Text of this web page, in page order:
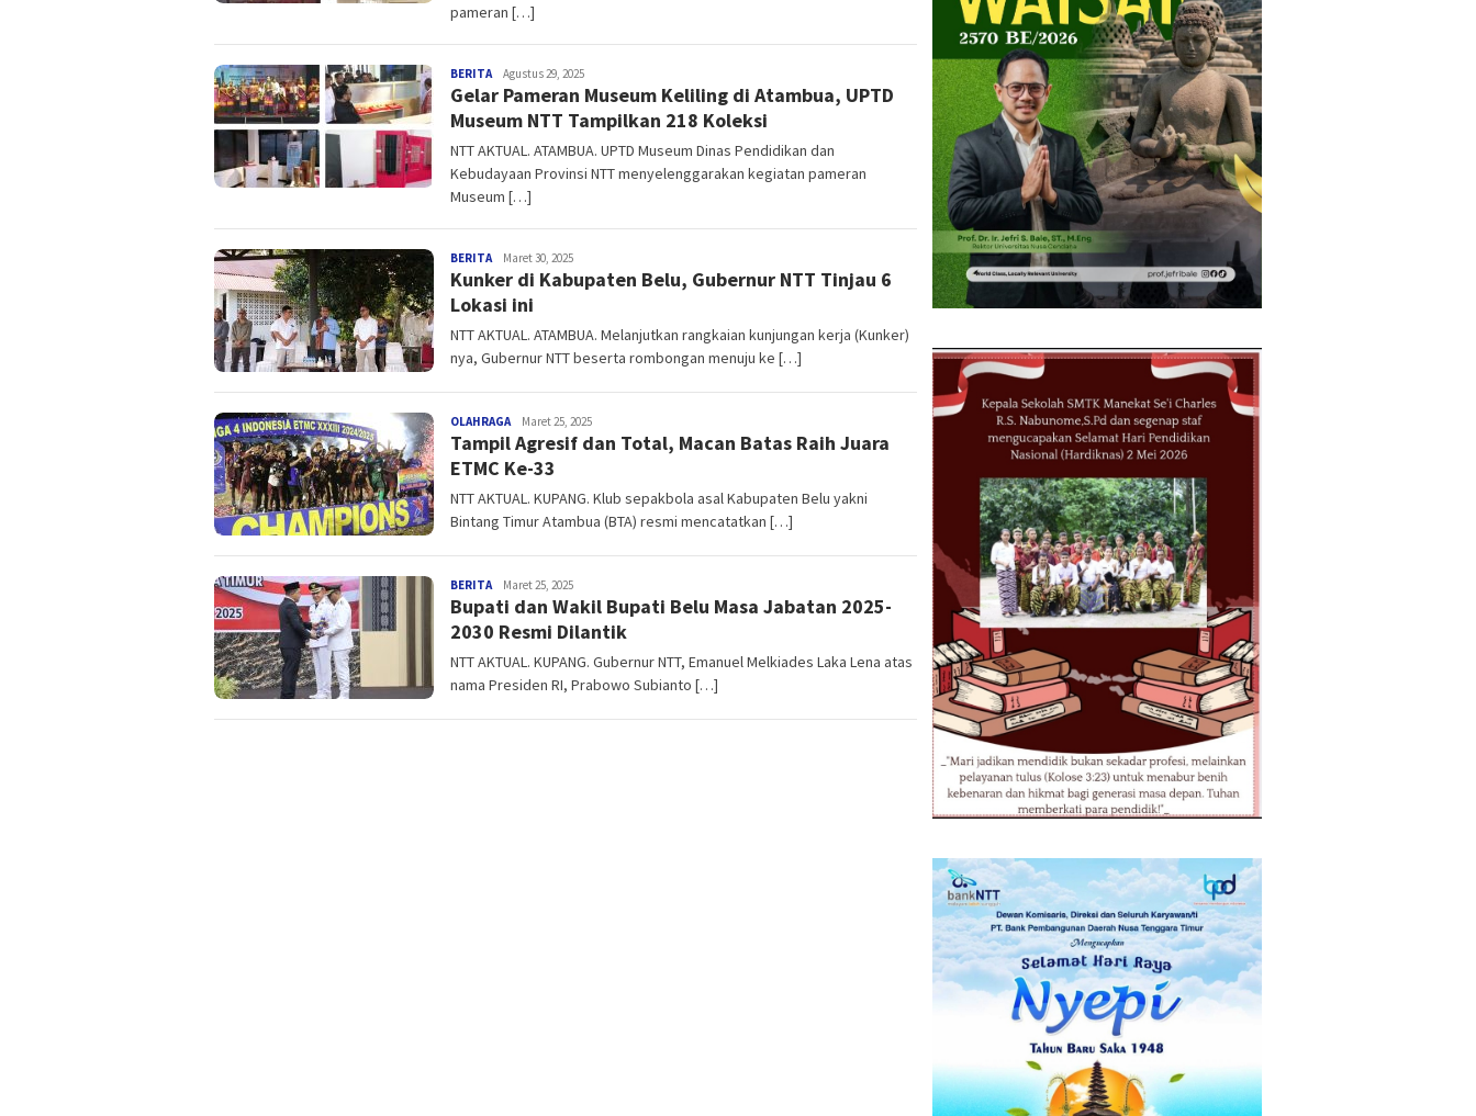
pameran […]
BERITANTT
AKTUAL
Agustus 29, 2025
Gelar Pameran Museum Keliling di Atambua, UPTD
Museum NTT Tampilkan 218 Koleksi
NTT AKTUAL. ATAMBUA. UPTD Museum Dinas Pendidikan dan
Kebudayaan Provinsi NTT menyelenggarakan kegiatan pameran
Museum […]
BERITANTT
AKTUAL
Maret 30, 2025
Kunker di Kabupaten Belu, Gubernur NTT Tinjau 6
Lokasi ini
NTT AKTUAL. ATAMBUA. Melanjutkan rangkaian kunjungan kerja (Kunker)
nya, Gubernur NTT beserta rombongan menuju ke […]
OLAHRAGANTT
AKTUAL
Maret 25, 2025
Tampil Agresif dan Total, Macan Batas Raih Juara
ETMC Ke-33
NTT AKTUAL. KUPANG. Klub sepakbola asal Kabupaten Belu yakni
Bintang Timur Atambua (BTA) resmi mencatatkan […]
BERITANTT
AKTUAL
Maret 25, 2025
Bupati dan Wakil Bupati Belu Masa Jabatan 2025-
2030 Resmi Dilantik
NTT AKTUAL. KUPANG. Gubernur NTT, Emanuel Melkiades Laka Lena atas
nama Presiden RI, Prabowo Subianto […]